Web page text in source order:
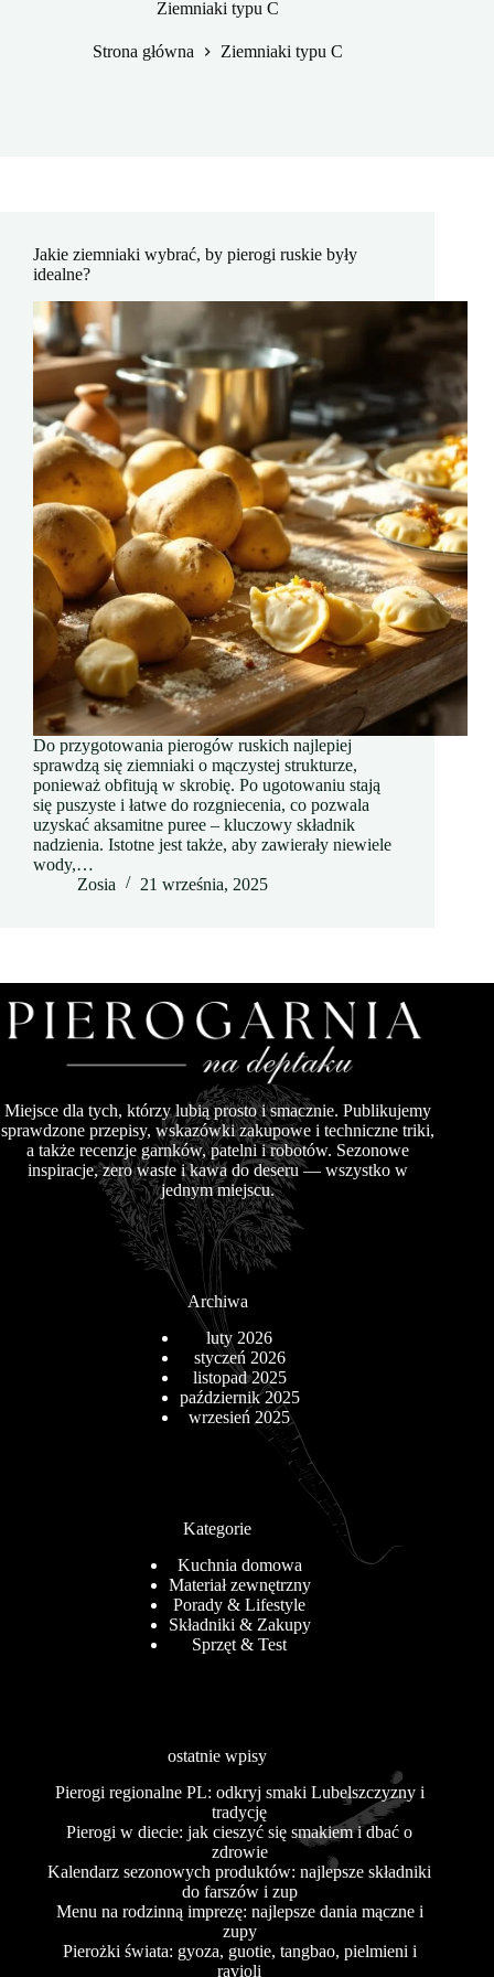
Ziemniaki typu C
Strona główna Ziemniaki typu C
Jakie ziemniaki wybrać, by pierogi ruskie były
idealne?
Do przygotowania pierogów ruskich najlepiej
sprawdzą się ziemniaki o mączystej strukturze,
ponieważ obfitują w skrobię. Po ugotowaniu stają
się puszyste i łatwe do rozgniecenia, co pozwala
uzyskać aksamitne puree – kluczowy składnik
nadzienia. Istotne jest także, aby zawierały niewiele
wody,…
Zosia
21 września, 2025
Miejsce dla tych, którzy lubią prosto i smacznie. Publikujemy
sprawdzone przepisy, wskazówki zakupowe i techniczne triki,
a także recenzje garnków, patelni i robotów. Sezonowe
inspiracje, zero waste i kawa do deseru — wszystko w
jednym miejscu.
Archiwa
luty 2026
styczeń 2026
listopad 2025
październik 2025
wrzesień 2025
Kategorie
Kuchnia domowa
Materiał zewnętrzny
Porady & Lifestyle
Składniki & Zakupy
Sprzęt & Test
ostatnie wpisy
Pierogi regionalne PL: odkryj smaki Lubelszczyzny i
tradycję
Pierogi w diecie: jak cieszyć się smakiem i dbać o
zdrowie
Kalendarz sezonowych produktów: najlepsze składniki
do farszów i zup
Menu na rodzinną imprezę: najlepsze dania mączne i
zupy
Pierożki świata: gyoza, guotie, tangbao, pielmieni i
ravioli